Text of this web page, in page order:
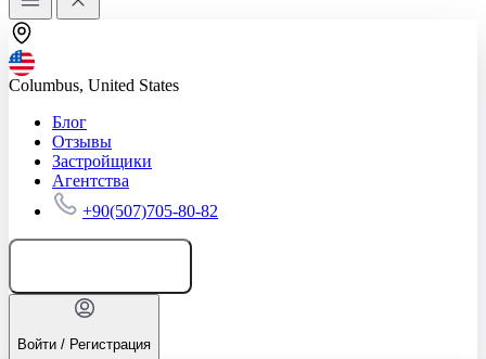
Columbus, United States
Блог
Отзывы
Застройщики
Агентства
+90(507)705-80-82
Войти / Регистрация